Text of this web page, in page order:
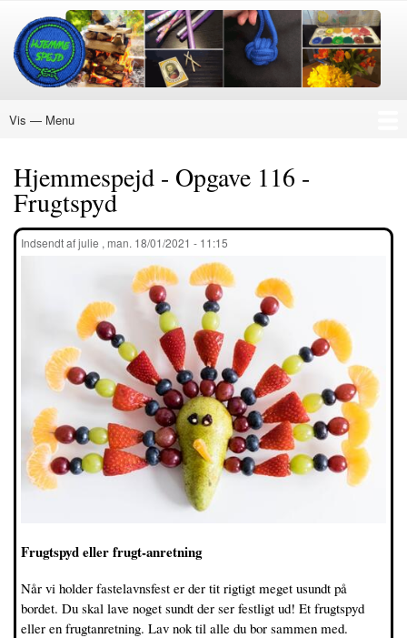
Gå
hovedindhold
Menu
Vis — Menu
Hjemmespejd - Opgave 116 -
Frugtspyd
Indsendt afjulie , man. 18/01/2021 - 11:15
Frugtspyd eller frugt-anretning
Når vi holder fastelavnsfest er der tit rigtigt meget usundt på
bordet. Du skal lave noget sundt der ser festligt ud! Et frugtspyd
eller en frugtanretning. Lav nok til alle du bor sammen med.